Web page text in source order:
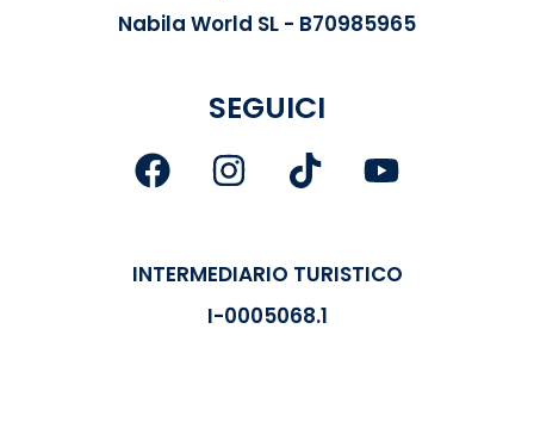
Nabila World SL - B70985965
SEGUICI
INTERMEDIARIO TURISTICO
I-0005068.1